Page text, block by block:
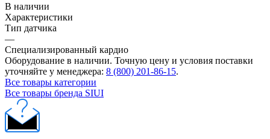
В наличии
Характеристики
Тип датчика
—
Специализированный кардио
Оборудование в наличии. Точную цену и условия поставки
уточняйте у менеджера: 8 (800) 201-86-15.
Все товары категории
Все товары бренда SIUI